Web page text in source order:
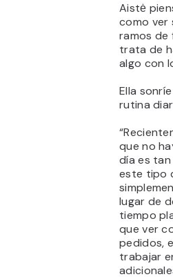
Aistė
como ver
ramos de
trata de
algo con
Ella
rutina
que no
día es
este tipo
lugar de
tiempo
que ver
pedidos,
trabajar